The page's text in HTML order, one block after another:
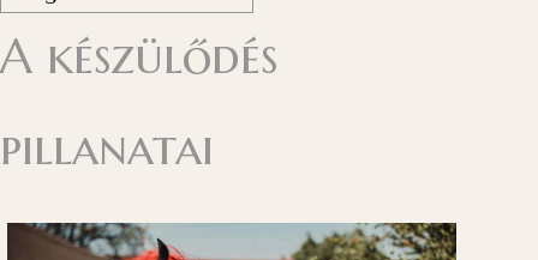
A készülődés
pillanatai